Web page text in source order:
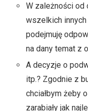
W zależności od
wszelkich
podejmuję
na dany temat z
A decyzje o
itp.? Zgodnie z
chciałbym żeby
zarabiały jak